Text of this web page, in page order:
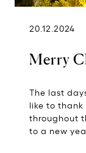
20.12.2024
Merry
The last
like to
throughout
to a new